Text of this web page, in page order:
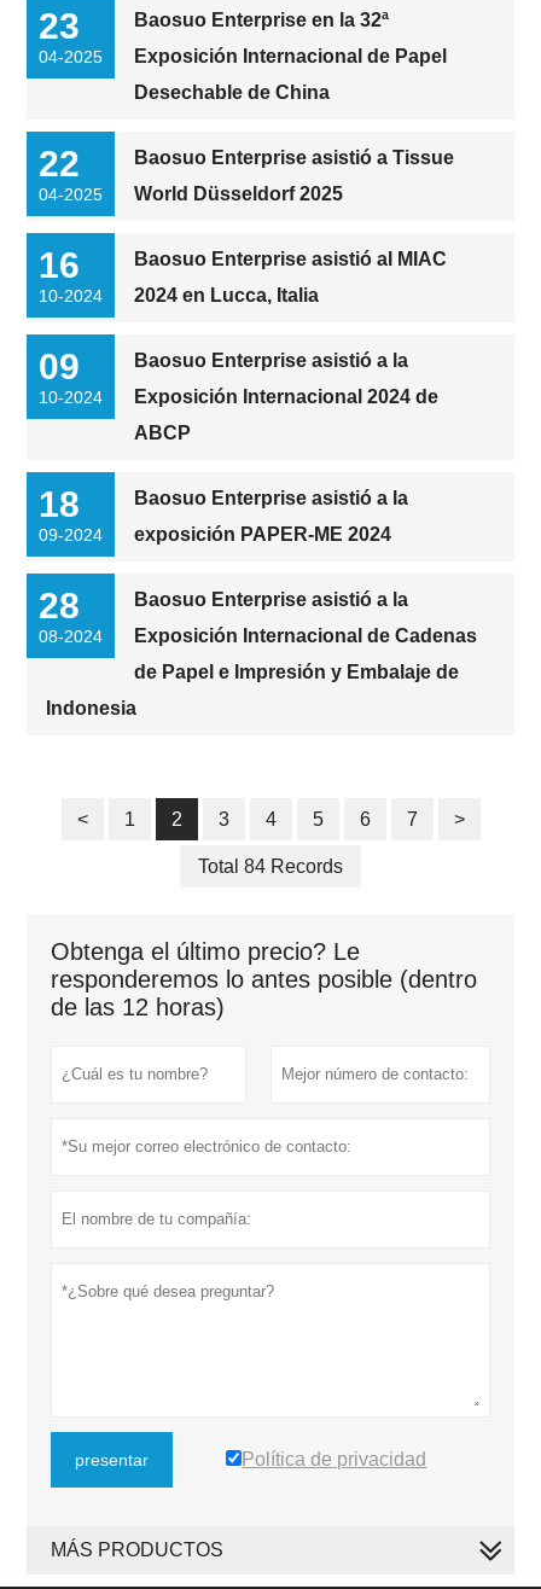
23
04-2025
Baosuo Enterprise en la 32ª
Exposición Internacional de Papel
Desechable de China
22
04-2025
Baosuo Enterprise asistió a Tissue
World Düsseldorf 2025
16
10-2024
Baosuo Enterprise asistió al MIAC
2024 en Lucca, Italia
09
10-2024
Baosuo Enterprise asistió a la
Exposición Internacional 2024 de
ABCP
18
09-2024
Baosuo Enterprise asistió a la
exposición PAPER-ME 2024
28
08-2024
Baosuo Enterprise asistió a la
Exposición Internacional de Cadenas
de Papel e Impresión y Embalaje de
Indonesia
< 1 2 3 4 5 6 7 >
Total 84 Records
Obtenga el último precio? Le
responderemos lo antes posible (dentro
de las 12 horas)
presentar Política de privacidad
MÁS PRODUCTOS